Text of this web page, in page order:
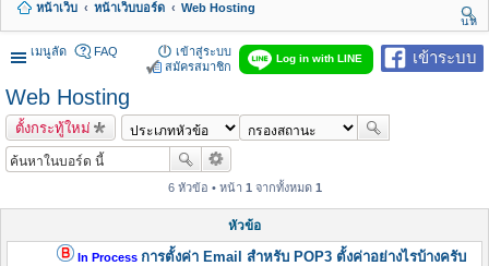
e
n
a
หน้าเว็บ หน้าเว็บบอร์ด
Web Hosting
นห
า
เมนูลัด
เข้าระบบ
Log in with LINE
FAQ
เข้าสู่ระบบ
สมัครสมาชิก
Web Hosting
ตั้งกระทู้ใหม่
6 หัวข้อ • หน้า 1 จากทั้งหมด 1
หัวข้อ
In Process การตั้งค่า Email สำหรับ POP3 ตั้งค่าอย่างไรบ้างครับ